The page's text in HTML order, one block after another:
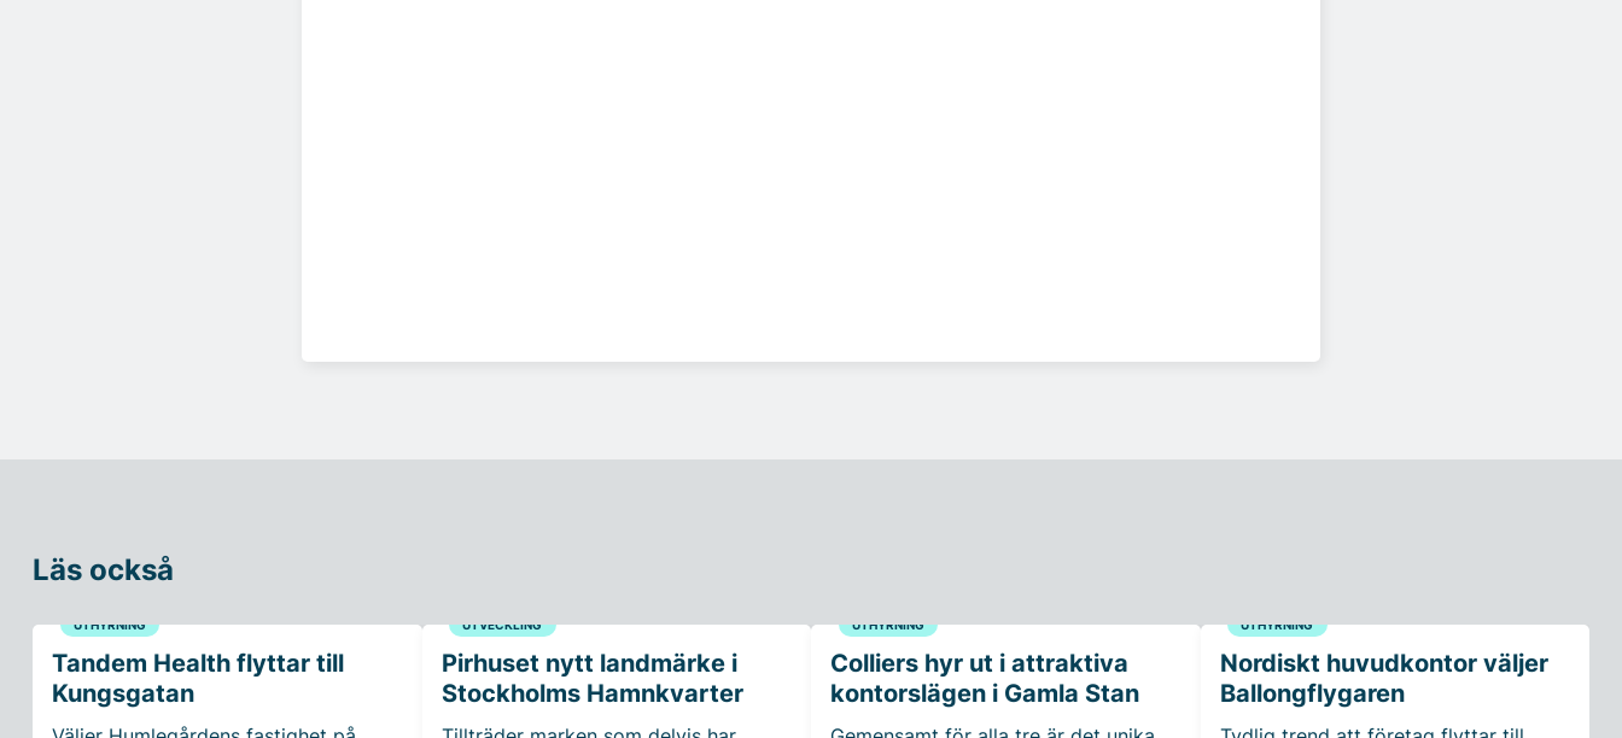
Läs också
UTHYRNING
Tandem Health flyttar till
Kungsgatan
UTVECKLING
Pirhuset nytt landmärke i
Stockholms Hamnkvarter
UTHYRNING
Colliers hyr ut i attraktiva
kontorslägen i Gamla Stan
UTHYRNING
Nordiskt huvudkontor väljer
Ballongflygaren